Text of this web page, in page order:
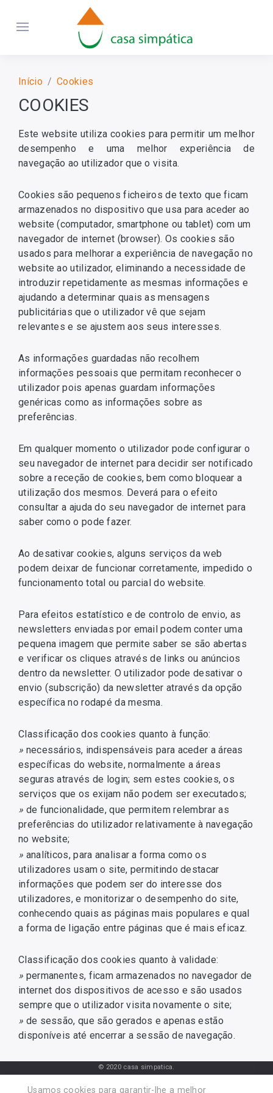
Usamos cookies para garantir-lhe a melhor
Início Cookies
COOKIES
Este website utiliza cookies para permitir um melhor
desempenho e uma melhor experiência de
navegação ao utilizador que o visita.
Cookies são pequenos ficheiros de texto que ficam
armazenados no dispositivo que usa para aceder ao
website (computador, smartphone ou tablet) com um
navegador de internet (browser). Os cookies são
usados para melhorar a experiência de navegação no
website ao utilizador, eliminando a necessidade de
introduzir repetidamente as mesmas informações e
ajudando a determinar quais as mensagens
publicitárias que o utilizador vê que sejam
relevantes e se ajustem aos seus interesses.
As informações guardadas não recolhem
informações pessoais que permitam reconhecer o
utilizador pois apenas guardam informações
genéricas como as informações sobre as
preferências.
Em qualquer momento o utilizador pode configurar o
seu navegador de internet para decidir ser notificado
sobre a receção de cookies, bem como bloquear a
utilização dos mesmos. Deverá para o efeito
consultar a ajuda do seu navegador de internet para
saber como o pode fazer.
Ao desativar cookies, alguns serviços da web
podem deixar de funcionar corretamente, impedido o
funcionamento total ou parcial do website.
Para efeitos estatístico e de controlo de envio, as
newsletters enviadas por email podem conter uma
pequena imagem que permite saber se são abertas
e verificar os cliques através de links ou anúncios
dentro da newsletter. O utilizador pode desativar o
envio (subscrição) da newsletter através da opção
específica no rodapé da mesma.
Classificação dos cookies quanto à função:
» necessários, indispensáveis para aceder a áreas
específicas do website, normalmente a áreas
seguras através de login; sem estes cookies, os
serviços que os exijam não podem ser executados;
» de funcionalidade, que permitem relembrar as
preferências do utilizador relativamente à navegação
no website;
» analíticos, para analisar a forma como os
utilizadores usam o site, permitindo destacar
informações que podem ser do interesse dos
utilizadores, e monitorizar o desempenho do site,
conhecendo quais as páginas mais populares e qual
a forma de ligação entre páginas que é mais eficaz.
Classificação dos cookies quanto à validade:
» permanentes, ficam armazenados no navegador de
internet dos dispositivos de acesso e são usados
sempre que o utilizador visita novamente o site;
» de sessão, que são gerados e apenas estão
disponíveis até encerrar a sessão de navegação.
© 2020 casa simpatica.